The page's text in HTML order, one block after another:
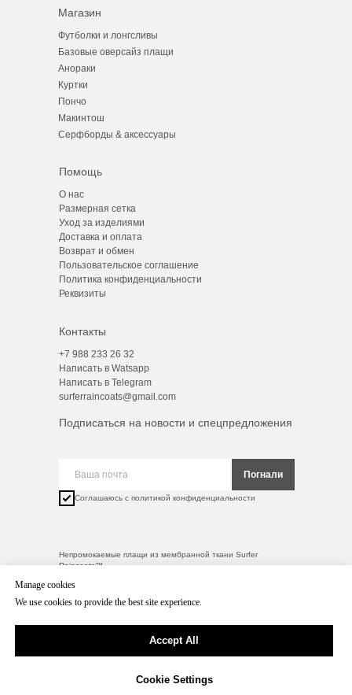
Магазин
Футболки и лонгсливы
Базовые оверсайз плащи
Анораки
Куртки
Пончо
Макинтош
Серфборды & аксессуары
Помощь
О нас
Размерная сетка
Уход за изделиями
Доставка и оплата
Возврат и обмен
Пользовательское соглашение
Политика конфиденциальности
Реквизиты
Контакты
+7 988 233 26 32
Написать в Watsapp
Написать в Telegram
surferraincoats@gmail.com
Непромокаемые плащи из мембранной ткани Surfer
Raincoats™
*Meta (владелец Facebook и Instagram) признана
экстремистской организацией и запрещена на территории
Российской Федерации.
Соглашаюсь с политикой конфиденциальности
Погнали
Website Development: Volna™
Подписаться на новости и спецпредложения
Manage cookies
We use cookies to provide the best site experience.
Accept All
Cookie Settings